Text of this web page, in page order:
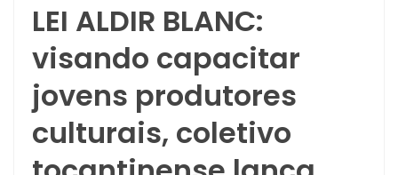
LEI ALDIR BLANC:
visando capacitar
jovens produtores
culturais, coletivo